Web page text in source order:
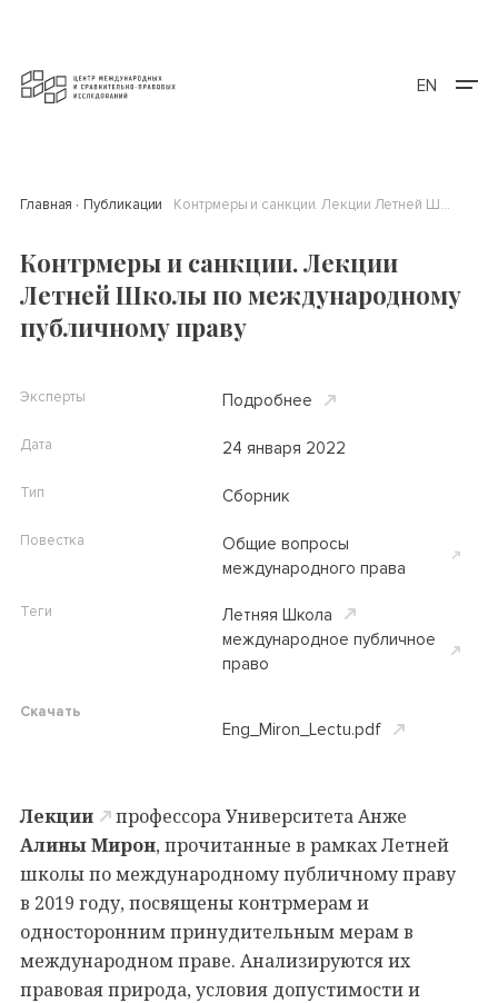
EN
Главная Публикации Контрмеры и санкции. Лекции Летней Школы по международному публичному праву
Контрмеры и санкции. Лекции
Летней Школы по международному
публичному праву
Лекции
профессора Университета Анже
Алины Мирон, прочитанные в рамках Летней
школы по международному публичному праву
в 2019 году, посвящены контрмерам и
односторонним принудительным мерам в
международном праве. Анализируются их
правовая природа, условия допустимости и
Эксперты Подробнее
Дата 24 января 2022
Тип Сборник
Повестка
Общие вопросы
международного права
Теги
Летняя Школа
международное публичное
право
Скачать
Eng_Miron_Lectu.pdf